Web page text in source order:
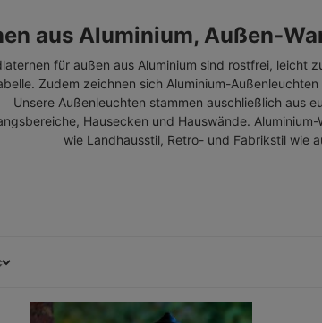
aus Aluminium, Außen-
für außen aus Aluminium sind rostfrei, leicht
Zudem zeichnen sich Aluminium-
Unsere Außenleuchten stammen auschließlich aus
Hausecken und Hauswände.
wie Landhausstil, Retro- und Fabrikstil wie